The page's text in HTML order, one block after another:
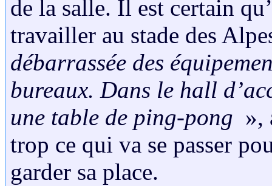
de la salle. Il est certain
travailler au stade des
débarrassée des
bureaux. Dans le hall
une table de ping-pong »,
trop ce qui va se passer
garder sa place.